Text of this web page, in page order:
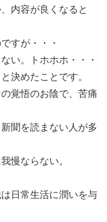
内容が良くなると
すが・・・
い。トホホホ・・・
決めたことです。
覚悟のお陰で、苦痛
聞を読まない人が多
慢ならない。
日常生活に潤いを与